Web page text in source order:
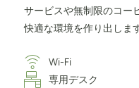
サービスや無制限のコー
快適な環境を作り出します
Wi-Fi
専用デスク